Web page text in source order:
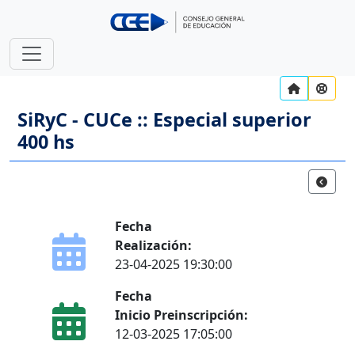
SiRyC - CUCe :: Especial superior
400 hs
Fecha
Realización:
23-04-2025 19:30:00
Fecha
Inicio Preinscripción:
12-03-2025 17:05:00